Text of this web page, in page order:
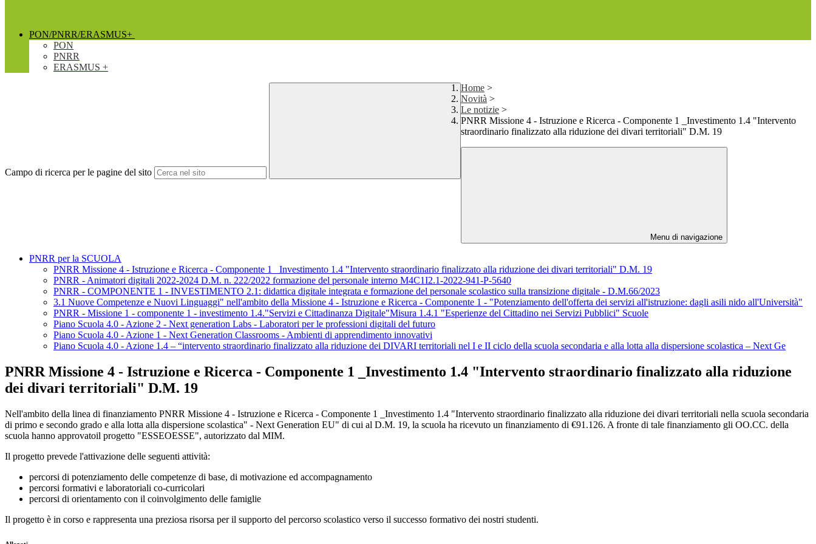
PON/PNRR/ERASMUS+
PON
PNRR
ERASMUS +
Campo di ricerca per le pagine del sito
Home >
Novità >
Le notizie >
PNRR Missione 4 - Istruzione e Ricerca - Componente 1 _Investimento 1.4 "Intervento
straordinario finalizzato alla riduzione dei divari territoriali" D.M. 19
Menu di navigazione
PNRR per la SCUOLA
PNRR Missione 4 - Istruzione e Ricerca - Componente 1 _Investimento 1.4 "Intervento straordinario finalizzato alla riduzione dei divari territoriali" D.M. 19
PNRR - Animatori digitali 2022-2024 D.M. n. 222/2022 formazione del personale interno M4C1I2.1-2022-941-P-5640
PNRR - COMPONENTE 1 - INVESTIMENTO 2.1: didattica digitale integrata e formazione del personale scolastico sulla transizione digitale - D.M.66/2023
3.1 Nuove Competenze e Nuovi Linguaggi" nell'ambito della Missione 4 - Istruzione e Ricerca - Componente 1 - "Potenziamento dell'offerta dei servizi all'istruzione: dagli asili nido all'Università"
PNRR - Missione 1 - componente 1 - investimento 1.4."Servizi e Cittadinanza Digitale"Misura 1.4.1 "Esperienze del Cittadino nei Servizi Pubblici" Scuole
Piano Scuola 4.0 - Azione 2 - Next generation Labs - Laboratori per le professioni digitali del futuro
Piano Scuola 4.0 - Azione 1 - Next Generation Classrooms - Ambienti di apprendimento innovativi
Piano Scuola 4.0 - Azione 1.4 – “intervento straordinario finalizzato alla riduzione dei DIVARI territoriali nel I e II ciclo della scuola secondaria e alla lotta alla dispersione scolastica – Next Ge
PNRR Missione 4 - Istruzione e Ricerca - Componente 1 _Investimento 1.4 "Intervento straordinario finalizzato alla riduzione
dei divari territoriali" D.M. 19
Nell'ambito della linea di finanziamento PNRR Missione 4 - Istruzione e Ricerca - Componente 1 _Investimento 1.4 "Intervento straordinario finalizzato alla riduzione dei divari territoriali nella scuola secondaria
di primo e secondo grado e alla lotta alla dispersione scolastica" - Next Generation EU" di cui al D.M. 19, la scuola ha ricevuto un finanziamento di €91.126. A fronte di tale finanziamento gli OO.CC. della
scuola hanno approvatoil progetto "ESSEOESSE", autorizzato dal MIM.
Il progetto prevede l'attivazione delle seguenti attività:
percorsi di potenziamento delle competenze di base, di motivazione ed accompagnamento
percorsi formativi e laboratoriali co-curricolari
percorsi di orientamento con il coinvolgimento delle famiglie
Il progetto è in corso e rappresenta una preziosa risorsa per il supporto del percorso scolastico verso il successo formativo dei nostri studenti.